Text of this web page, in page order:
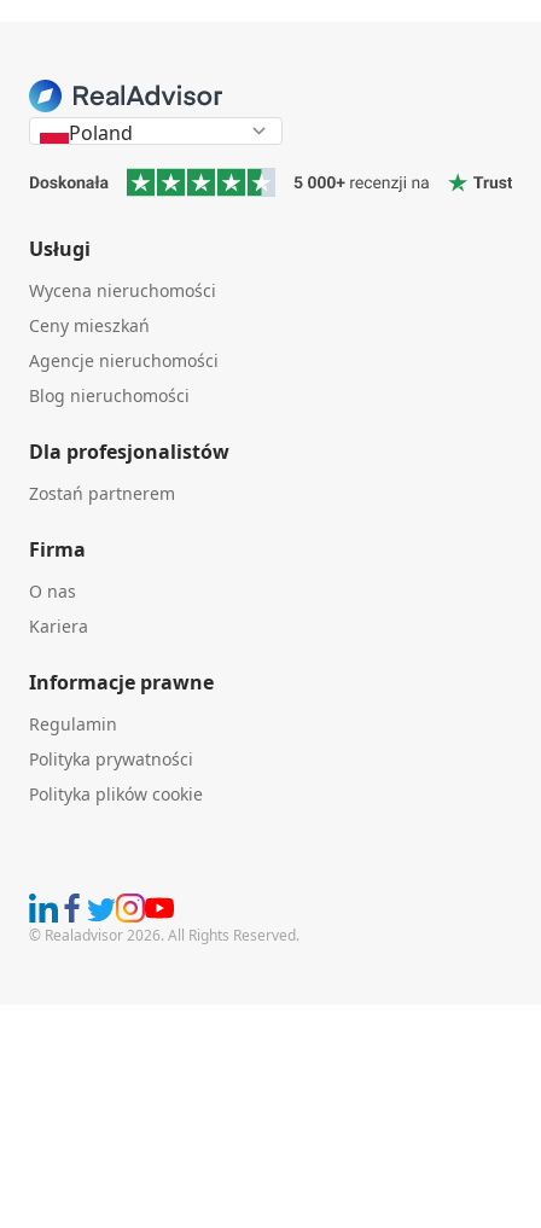
Poland
Usługi
Wycena nieruchomości
Ceny mieszkań
Agencje nieruchomości
Blog nieruchomości
Dla profesjonalistów
Zostań partnerem
Firma
O nas
Kariera
Informacje prawne
Regulamin
Polityka prywatności
Polityka plików cookie
© Realadvisor 2026. All Rights Reserved.